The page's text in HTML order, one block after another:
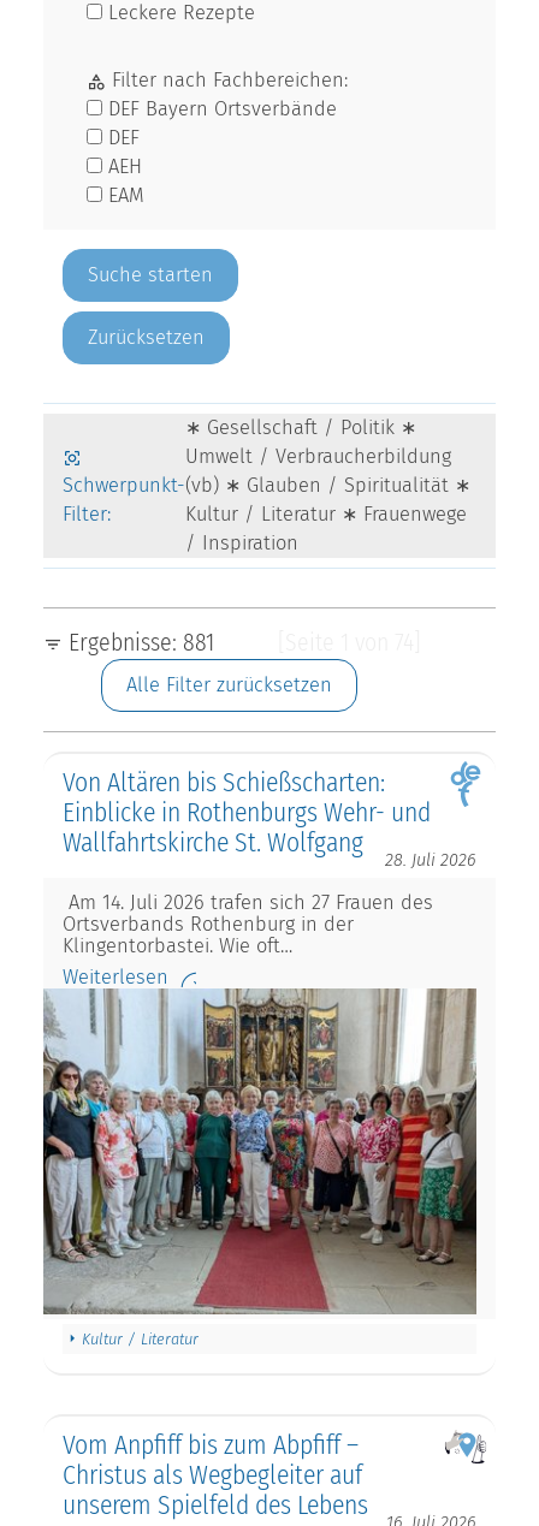
Leckere Rezepte
Filter nach Fachbereichen:
DEF Bayern Ortsverbände
DEF
AEH
EAM
Zurücksetzen
Schwerpunkt-
Filter:
∗ Gesellschaft / Politik ∗
Umwelt / Verbraucherbildung
(vb) ∗ Glauben / Spiritualität ∗
Kultur / Literatur ∗ Frauenwege
/ Inspiration
Ergebnisse: 881
Alle Filter zurücksetzen
Von Altären bis Schießscharten:
Einblicke in Rothenburgs Wehr- und
Wallfahrtskirche St. Wolfgang
28. Juli 2026
Am 14. Juli 2026 trafen sich 27 Frauen des
Ortsverbands Rothenburg in der
Klingentorbastei. Wie oft…
Weiterlesen
Kultur / Literatur
Vom Anpfiff bis zum Abpfiff –
Christus als Wegbegleiter auf
unserem Spielfeld des Lebens